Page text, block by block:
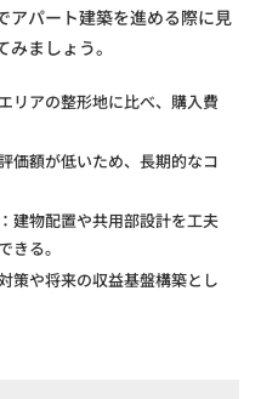
アパート建築を進める際に見
ましょう。
リアの整形地に比べ、購入費
価額が低いため、長期的なコ
建物配置や共用部設計を工夫
きる。
策や将来の収益基盤構築とし